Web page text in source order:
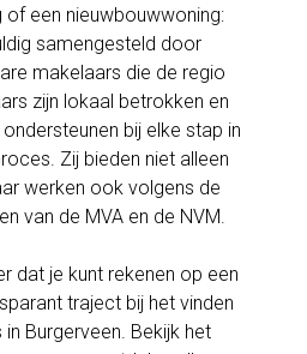
of een nieuwbouwwoning:
samengesteld door
makelaars die de regio
zijn lokaal betrokken en
bij elke stap in
Zij bieden niet alleen
werken ook volgens de
van de MVA en de NVM.
dat je kunt rekenen op een
traject bij het vinden
Burgerveen. Bekijk het